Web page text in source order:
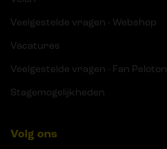
Veelgestelde vragen - Webshop
Vacatures
Veelgestelde vragen - Fan Peloton
Stagemogelijkheden
Volg ons